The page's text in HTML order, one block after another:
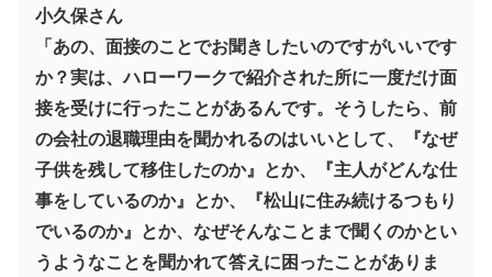
小久保さん
「あの、面接のことでお聞きしたいのですがいいです
か？実は、ハローワークで紹介された所に一度だけ面
接を受けに行ったことがあるんです。そうしたら、前
の会社の退職理由を聞かれるのはいいとして、『なぜ
子供を残して移住したのか』とか、『主人がどんな仕
事をしているのか』とか、『松山に住み続けるつもり
でいるのか』とか、なぜそんなことまで聞くのかとい
うようなことを聞かれて答えに困ったことがありま